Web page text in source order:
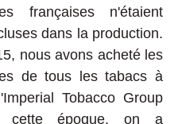
françaises n'étaient
dans la production.
nous avons acheté les
de tous les tabacs à
Tobacco Group
époque, on a